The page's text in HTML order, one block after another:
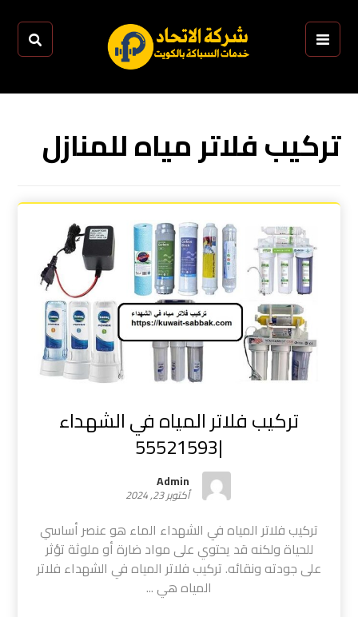
تركيب فلاتر مياه للمنازل
تركيب فلاتر المياه في الشهداء
|55521593
Admin
أكتوبر 23, 2024
تركيب فلاتر المياه في الشهداء الماء هو عنصر أساسي
للحياة ولكنه قد يحتوي على مواد ضارة أو ملوثة تؤثر
على جودته ونقائه. تركيب فلاتر المياه في الشهداء فلاتر
المياه هي ...